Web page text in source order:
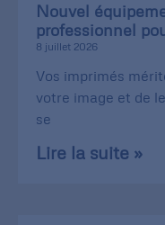
Nouvel
professionnel
8 juillet 2026
Vos imprimés
votre image et de
se
Lire la suite »